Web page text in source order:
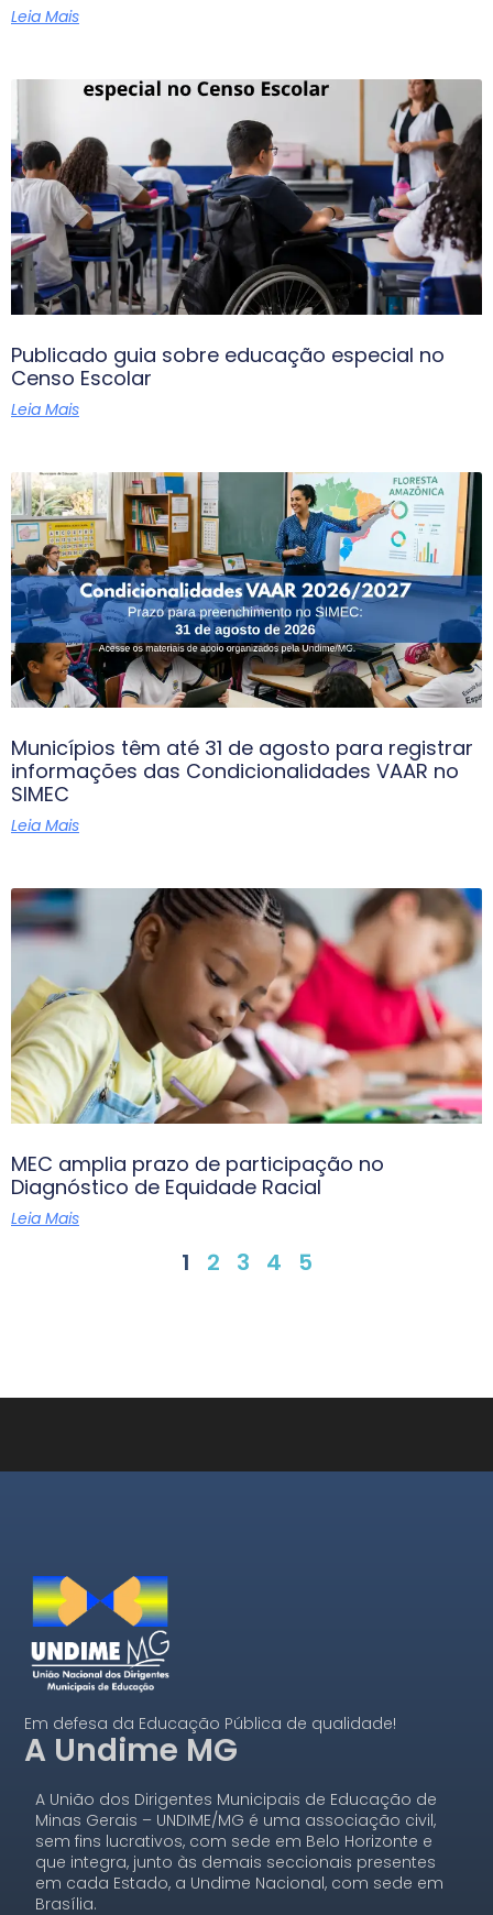
Leia Mais
Publicado guia sobre educação especial no
Censo Escolar
Leia Mais
Municípios têm até 31 de agosto para registrar
informações das Condicionalidades VAAR no
SIMEC
Leia Mais
MEC amplia prazo de participação no
Diagnóstico de Equidade Racial
Leia Mais
1 2 3 4 5
Em defesa da Educação Pública de qualidade!
A Undime MG
A União dos Dirigentes Municipais de Educação de
Minas Gerais – UNDIME/MG é uma associação civil,
sem fins lucrativos, com sede em Belo Horizonte e
que integra, junto às demais seccionais presentes
em cada Estado, a Undime Nacional, com sede em
Brasília.